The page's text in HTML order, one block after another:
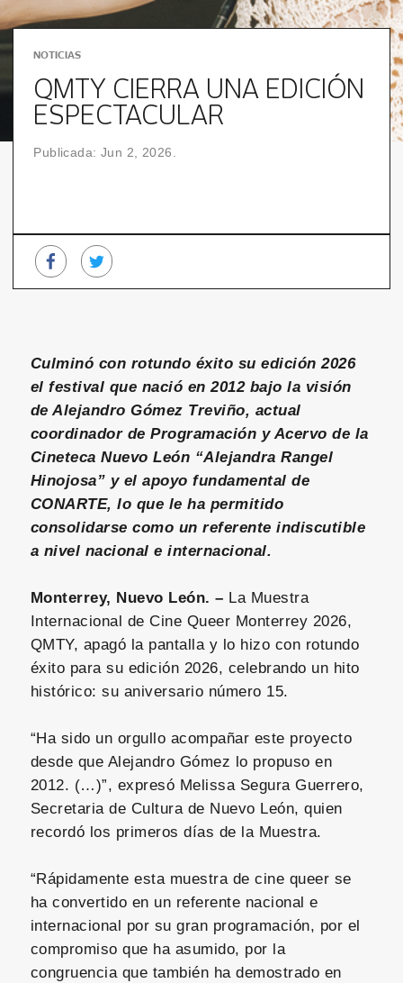
NOTICIAS
QMTY CIERRA UNA EDICIÓN
ESPECTACULAR
Publicada: Jun 2, 2026.
Culminó con rotundo éxito su edición 2026
el festival que nació en 2012 bajo la visión
de Alejandro Gómez Treviño, actual
coordinador de Programación y Acervo de la
Cineteca Nuevo León “Alejandra Rangel
Hinojosa” y el apoyo fundamental de
CONARTE, lo que le ha permitido
consolidarse como un referente indiscutible
a nivel nacional e internacional.
Monterrey, Nuevo León. – La Muestra
Internacional de Cine Queer Monterrey 2026,
QMTY, apagó la pantalla y lo hizo con rotundo
éxito para su edición 2026, celebrando un hito
histórico: su aniversario número 15.
“Ha sido un orgullo acompañar este proyecto
desde que Alejandro Gómez lo propuso en
2012. (…)”, expresó Melissa Segura Guerrero,
Secretaria de Cultura de Nuevo León, quien
recordó los primeros días de la Muestra.
“Rápidamente esta muestra de cine queer se
ha convertido en un referente nacional e
internacional por su gran programación, por el
compromiso que ha asumido, por la
congruencia que también ha demostrado en